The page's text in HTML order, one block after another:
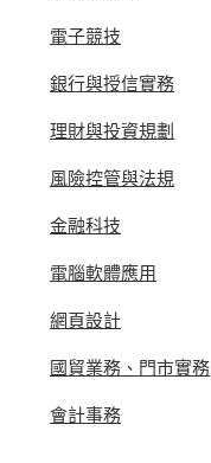
電子競技
銀行與授信實務
理財與投資規劃
風險控管與法規
金融科技
電腦軟體應用
網頁設計
國貿業務、門市實務
會計事務